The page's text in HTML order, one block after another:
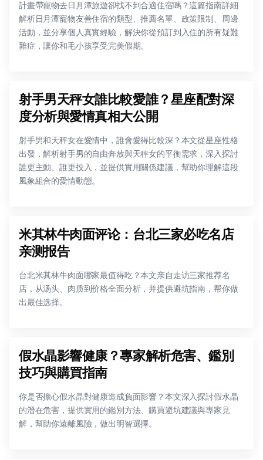
計畫帶寵物去日月潭旅遊卻找不到合適住宿嗎？這篇指南詳細
解析日月潭寵物友善住宿的類型、推薦名單、政策限制、周邊
活動，並分享個人真實經驗，解決你從預訂到入住的所有疑難
雜症，讓你和毛小孩享受完美假期。
射手男天秤女誰比較愛誰？星座配對深
度分析與愛情真相大公開
射手男和天秤女在愛情中，誰會愛得比較深？本文從星座性格
出發，解析射手男的自由奔放與天秤女的平衡需求，深入探討
誰更主動、誰更投入，並提供實用關係建議，幫助你理解這段
風象組合的愛情動態。
米其林牛肉面评论：台北三家必吃名店
亲测报告
台北米其林牛肉面哪家最值得吃？本文亲自走访三家推荐名
店，从汤头、肉质到价格全面分析，并提供避坑指南，帮你做
出最佳选择。
假水晶影響健康？專家解析危害、鑑別
技巧與購買指南
你是否擔心假水晶對健康造成負面影響？本文深入探討假水晶
的潛在危害，提供實用的鑑別方法、購買避坑建議與專家見
解，幫助你遠離風險，做出明智選擇。